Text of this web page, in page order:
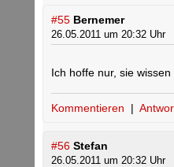
#55 Bernemer
26.05.2011 um 20:32 Uhr
Ich hoffe nur, sie wissen
Kommentieren |
#56 Stefan
26.05.2011 um 20:32 Uhr